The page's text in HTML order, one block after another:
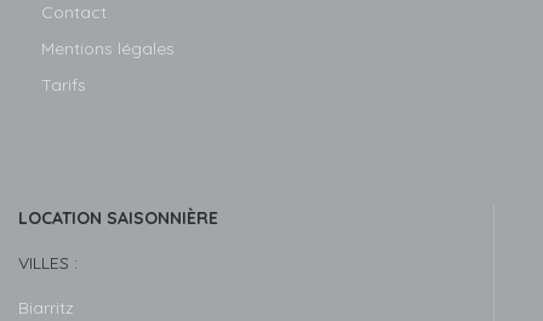
Contact
Mentions légales
Tarifs
LOCATION SAISONNIÈRE
VILLES :
Biarritz